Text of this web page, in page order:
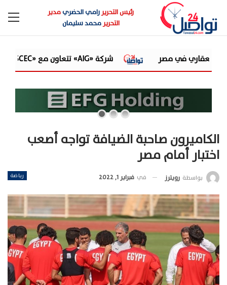
رئيس التحريررامي الحضريمدير
التحريرمحمد سليمان
شركة «AIG» تتعاون مع «CSCEC الصينية» بمشروع «AI Tower» بأعلى المعايير العالمية
الكاميرون صاحبة الضيافة تواجه أصعب
اختبار أمام مصر
رياضة بواسطة رويترز في فبراير 1, 2022